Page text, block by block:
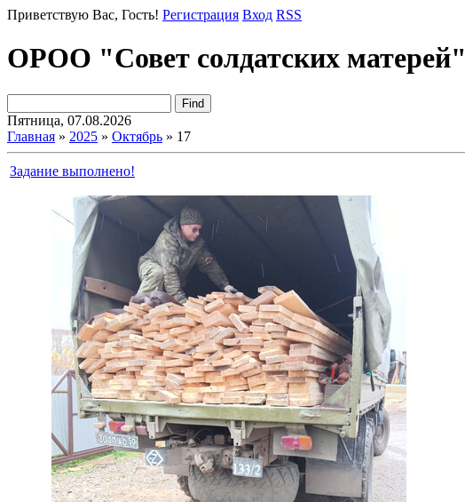
Приветствую Вас, Гость! Регистрация Вход RSS
ОРОО "Совет солдатских матерей"
Пятница, 07.08.2026
Главная » 2025 » Октябрь » 17
Задание выполнено!